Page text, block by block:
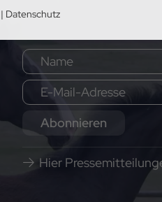
| Datenschutz
Abonnieren
Hier